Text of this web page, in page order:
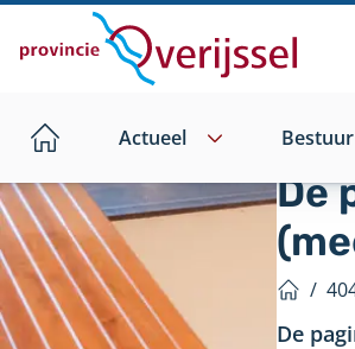
naar
Home
Actueel Bestuur
De
/
De